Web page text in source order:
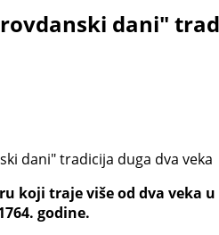
dani"
koji traje više od dva veka
godine.